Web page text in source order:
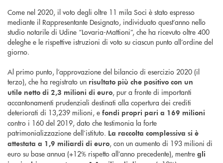
Come nel 2020, il voto degli oltre 11 mila Soci è stato espresso
mediante il Rappresentante Designato, individuato quest’anno nello
studio notarile di Udine “Lovaria-Mattioni”, che ha ricevuto oltre 400
deleghe e le rispettive istruzioni di voto su ciascun punto all’ordine del
giorno.
Al primo punto, l’approvazione del bilancio di esercizio 2020 (il
terzo), che ha registrato un risultato più che positivo con un
utile netto di 2,3 milioni di euro, pur a fronte di importanti
accantonamenti prudenziali destinati alla copertura dei crediti
deteriorati di 13,239 milioni, e fondi propri pari a 169 milioni
contro i 160 del 2019, dato che testimonia la forte
patrimonializzazione dell’istituto. La raccolta complessiva si è
attestata a 1,9 miliardi di euro, con un aumento di 193 milioni di
euro su base annua (+12% rispetto all’anno precedente), mentre gli